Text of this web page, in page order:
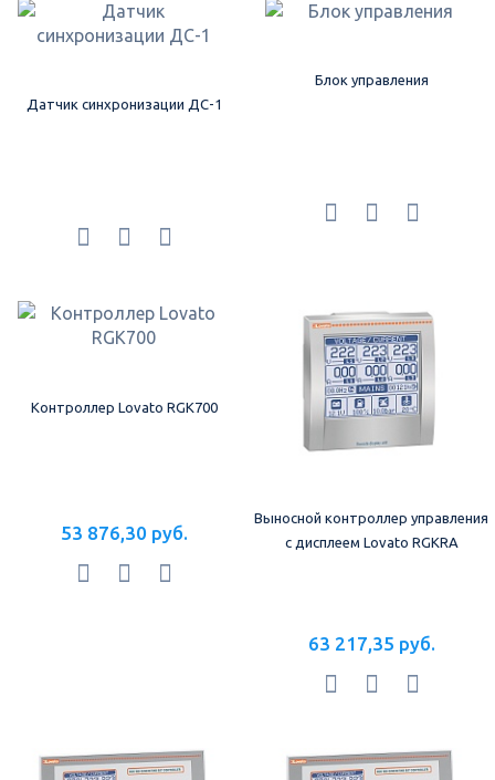
Датчик синхронизации ДС-1
Блок управления
Контроллер Lovato RGK700
53 876,30 руб.
Выносной контроллер управления
с дисплеем Lovato RGKRA
63 217,35 руб.